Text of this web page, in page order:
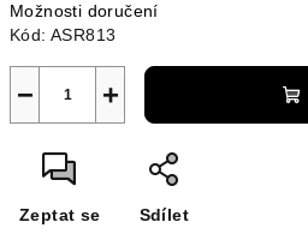
Možnosti doručení
Kód: ASR813
+
−
Zeptat se Sdílet